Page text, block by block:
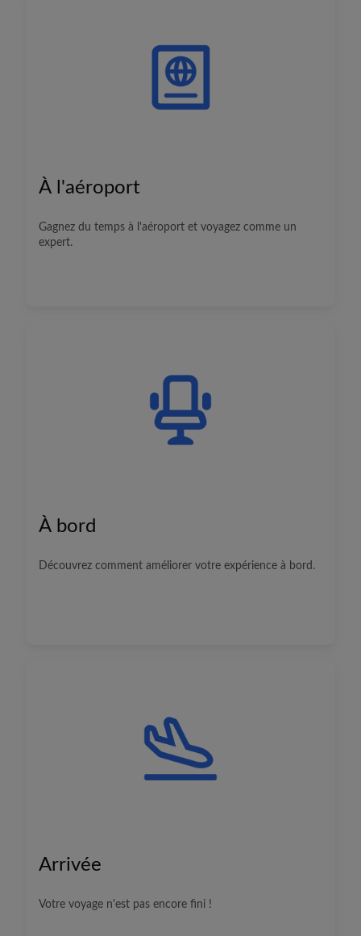
À l'aéroport
Gagnez du temps à l'aéroport et voyagez comme un
expert.
À bord
Découvrez comment améliorer votre expérience à bord.
Arrivée
Votre voyage n'est pas encore fini !